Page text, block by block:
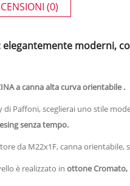
(0)
elegantemente moderni,
a canna alta curva orientabile .
di Paffoni, sceglierai uno stile
senza tempo.
da M22x1F, canna orientabile,
è realizzato in ottone Cromato,